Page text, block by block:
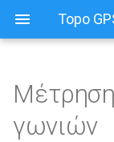
Topo
Μέτρηση
γωνιών
γωνιών